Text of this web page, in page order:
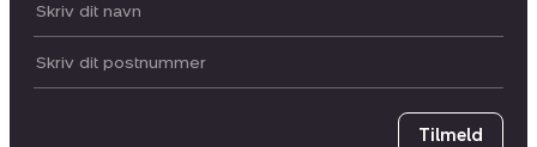
Dit navn:
Postnummer
Tilmeld